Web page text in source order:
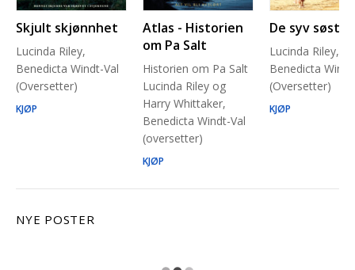
Skjult skjønnhet
Lucinda Riley,
Benedicta Windt-Val
(Oversetter)
KJØP
Atlas - Historien
om Pa Salt
Historien om Pa Salt
Lucinda Riley og
Harry Whittaker,
Benedicta Windt-Val
(oversetter)
KJØP
De syv søstre
Lucinda Riley,
Benedicta
(Oversetter)
KJØP
NYE POSTER